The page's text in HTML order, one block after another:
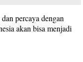
percaya dengan
akan bisa menjadi